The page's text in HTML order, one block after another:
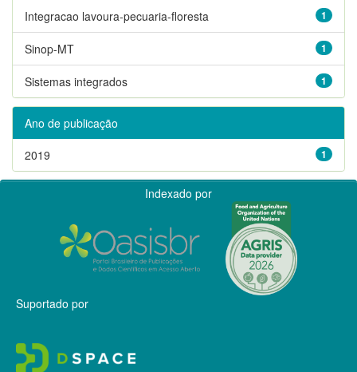
1
Integracao lavoura-pecuaria-floresta
1
Sinop-MT
1
Sistemas integrados
Ano de publicação
1
2019
Indexado por
Suportado por